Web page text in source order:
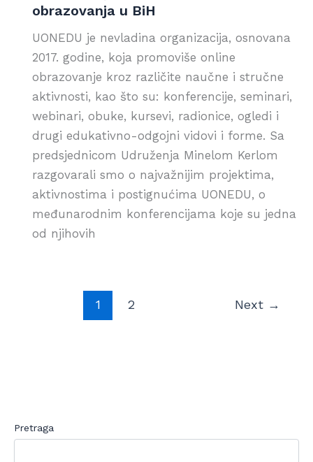
Pretraga
obrazovanja u BiH
UONEDU je nevladina organizacija, osnovana
2017. godine, koja promoviše online
obrazovanje kroz različite naučne i stručne
aktivnosti, kao što su: konferencije, seminari,
webinari, obuke, kursevi, radionice, ogledi i
drugi edukativno-odgojni vidovi i forme. Sa
predsjednicom Udruženja Minelom Kerlom
razgovarali smo o najvažnijim projektima,
aktivnostima i postignućima UONEDU, o
međunarodnim konferencijama koje su jedna
od njihovih
1 2 Next →